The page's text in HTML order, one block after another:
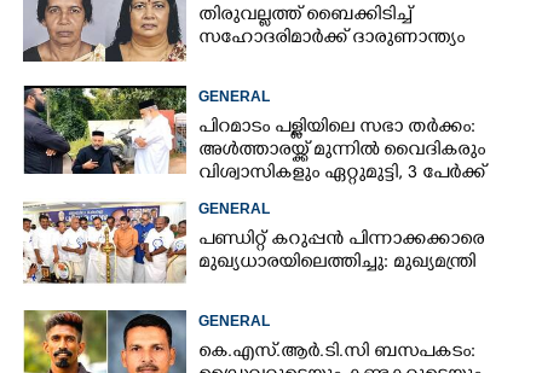
തിരുവല്ലത്ത് ബൈക്കിടിച്ച്
സഹോദരിമാർക്ക് ദാരുണാന്ത്യം
GENERAL
പിറമാടം പള്ളിയിലെ സഭാ തർക്കം:
അൾത്താരയ്ക്ക് മുന്നിൽ വൈദികരും
വിശ്വാസികളും ഏറ്റുമുട്ടി, 3 പേർക്ക്
GENERAL
പണ്ഡിറ്റ് കറുപ്പൻ പിന്നാക്കക്കാരെ
മുഖ്യധാരയിലെത്തിച്ചു: മുഖ്യമന്ത്രി
GENERAL
കെ.എസ്.ആർ.ടി.സി ബസപകടം: